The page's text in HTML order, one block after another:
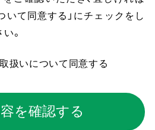
いて同意する」にチェックをし
。
扱いについて同意する
を確認する